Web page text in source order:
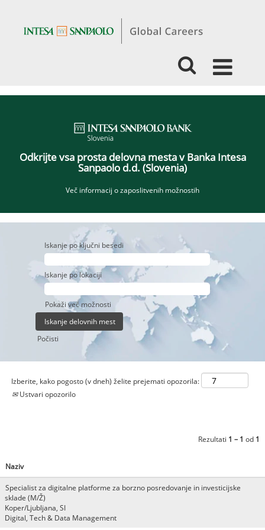
Jobs
Odkrijte vsa prosta delovna mesta v Banka Intesa
Sanpaolo d.d. (Slovenia)
Več informacij o zaposlitvenih možnostih
Iskanje po ključni besedi
Iskanje po lokaciji
Pokaži več možnosti
Počisti
Izberite, kako pogosto (v dneh) želite prejemati opozorila:
Ustvari opozorilo
Rezultati 1 – 1 od 1
Naziv
Specialist za digitalne platforme za borzno posredovanje in investicijske
sklade (M/Ž)
Koper/Ljubljana, SI
Digital, Tech & Data Management